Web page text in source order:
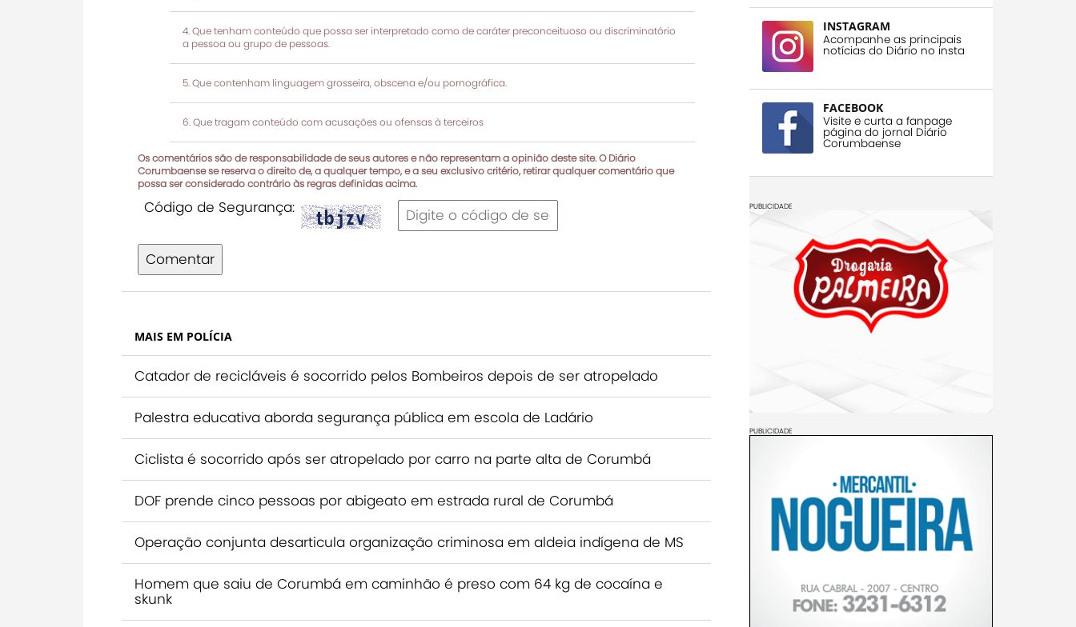
Que tenham conteúdo que possa ser interpretado como de caráter preconceituoso ou discriminatório
a pessoa ou grupo de pessoas.
Que contenham linguagem grosseira, obscena e/ou pornográfica.
Que tragam conteúdo com acusações ou ofensas à terceiros
Os comentários são de responsabilidade de seus autores e não representam a opinião deste site. O Diário
Corumbaense se reserva o direito de, a qualquer tempo, e a seu exclusivo critério, retirar qualquer comentário que
possa ser considerado contrário às regras definidas acima.
Código de Segurança:
Comentar
MAIS EM POLÍCIA
Catador de recicláveis é socorrido pelos Bombeiros depois de ser atropelado
Palestra educativa aborda segurança pública em escola de Ladário
Ciclista é socorrido após ser atropelado por carro na parte alta de Corumbá
DOF prende cinco pessoas por abigeato em estrada rural de Corumbá
Operação conjunta desarticula organização criminosa em aldeia indígena de MS
Homem que saiu de Corumbá em caminhão é preso com 64 kg de cocaína e
skunk
INSTAGRAM
Acompanhe as principais
notícias do Diário no insta
FACEBOOK
Visite e curta a fanpage
página do jornal Diário
Corumbaense
PUBLICIDADE
PUBLICIDADE